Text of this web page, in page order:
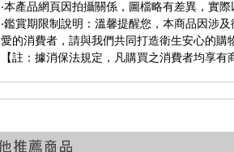
‧本產品網頁因拍攝關係，圖檔略有差異，實
‧鑑賞期限制說明：溫馨提醒您，本商品因涉
愛的消費者，請與我們共同打造衛生安心的購
【註：據消保法規定，凡購買之消費者均享